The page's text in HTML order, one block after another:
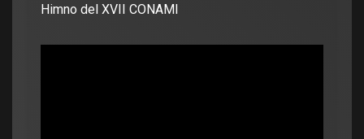
Himno del XVII CONAMI